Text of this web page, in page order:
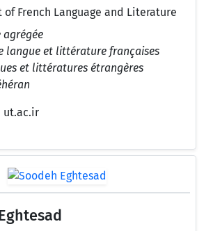
French Language and Literature
agrégée
langue et littérature françaises
et littératures étrangères
ut.ac.ir